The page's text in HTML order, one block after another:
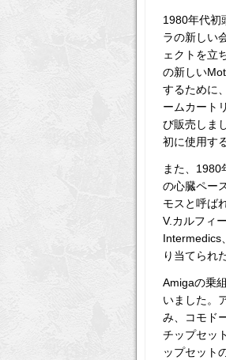
1980年代初
ラの新しい
ェクトを立
の新しい
するために
ームカート
び販売しま
初に使用す
また、1980
の心臓ペー
モスと呼ば
V.カルフィ
Intermedics
り当てられ
Amigaの乗
いました。
み、コモド
チップセッ
ップセット